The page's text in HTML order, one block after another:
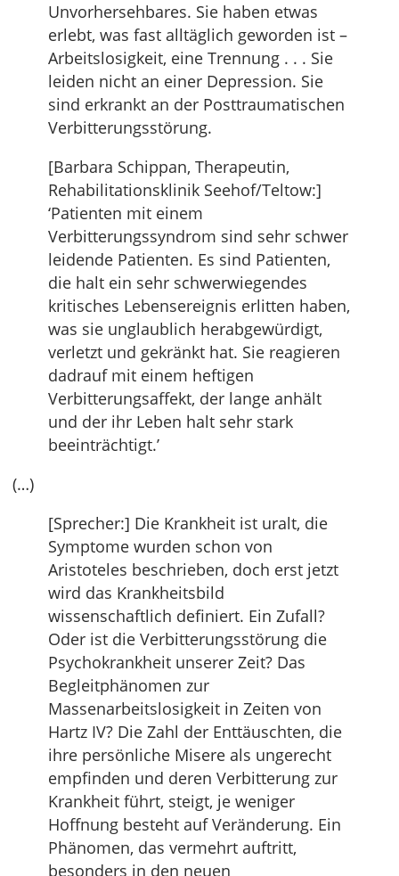
Unvorhersehbares. Sie haben etwas
erlebt, was fast alltäglich geworden ist –
Arbeitslosigkeit, eine Trennung . . . Sie
leiden nicht an einer Depression. Sie
sind erkrankt an der Posttraumatischen
Verbitterungsstörung.
[Barbara Schippan, Therapeutin,
Rehabilitationsklinik Seehof/Teltow:]
‘Patienten mit einem
Verbitterungssyndrom sind sehr schwer
leidende Patienten. Es sind Patienten,
die halt ein sehr schwerwiegendes
kritisches Lebensereignis erlitten haben,
was sie unglaublich herabgewürdigt,
verletzt und gekränkt hat. Sie reagieren
dadrauf mit einem heftigen
Verbitterungsaffekt, der lange anhält
und der ihr Leben halt sehr stark
beeinträchtigt.’
(…)
[Sprecher:] Die Krankheit ist uralt, die
Symptome wurden schon von
Aristoteles beschrieben, doch erst jetzt
wird das Krankheitsbild
wissenschaftlich definiert. Ein Zufall?
Oder ist die Verbitterungsstörung die
Psychokrankheit unserer Zeit? Das
Begleitphänomen zur
Massenarbeitslosigkeit in Zeiten von
Hartz IV? Die Zahl der Enttäuschten, die
ihre persönliche Misere als ungerecht
empfinden und deren Verbitterung zur
Krankheit führt, steigt, je weniger
Hoffnung besteht auf Veränderung. Ein
Phänomen, das vermehrt auftritt,
besonders in den neuen